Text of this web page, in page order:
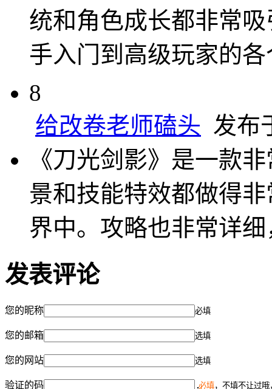
统和角色成长都非常
手入门到高级玩家的
8
给改卷老师磕头 发布
《刀光剑影》是一款
景和技能特效都做得
界中。攻略也非常详
发表评论
您的昵称 必填
您的邮箱 选填
您的网站 选填
验证的码 必填，不填不让过